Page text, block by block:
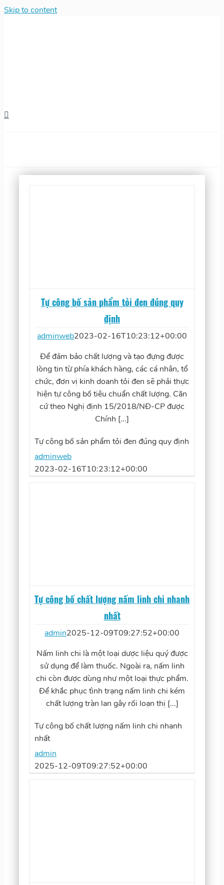
Skip to content
Tự công bố sản phẩm tỏi đen đúng quy
định
adminweb2023-02-16T10:23:12+00:00
Để đảm bảo chất lượng và tạo đựng được
lòng tin từ phía khách hàng, các cá nhân, tổ
chức, đơn vị kinh doanh tỏi đen sẽ phải thực
hiện tự công bố tiêu chuẩn chất lượng. Căn
cứ theo Nghị định 15/2018/NĐ-CP được
Chính [...]
Tự công bố sản phẩm tỏi đen đúng quy định
adminweb
2023-02-16T10:23:12+00:00
Tự công bố chất lượng nấm linh chi nhanh
nhất
admin2025-12-09T09:27:52+00:00
Nấm linh chi là một loại dược liệu quý được
sử dụng để làm thuốc. Ngoài ra, nấm linh
chi còn được dùng như một loại thực phẩm.
Để khắc phục tình trạng nấm linh chi kém
chất lượng tràn lan gây rối loạn thị [...]
Tự công bố chất lượng nấm linh chi nhanh
nhất
admin
2025-12-09T09:27:52+00:00